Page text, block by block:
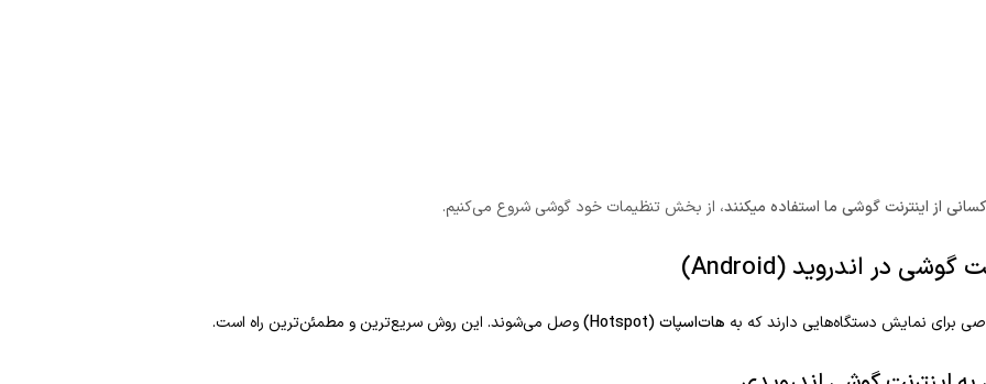
از اینترنت گوشی ما استفاده میکنند، از بخش تنظیمات خود گوشی شروع می‌کنیم.
برای نمایش دستگاه‌هایی دارند که به هات‌اسپات (Hotspot) وصل می‌شوند. این روش سریع‌ترین و مطمئن‌ترین راه است.